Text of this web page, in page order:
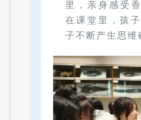
里，亲身感受
在课堂里，孩
子不断产生思维